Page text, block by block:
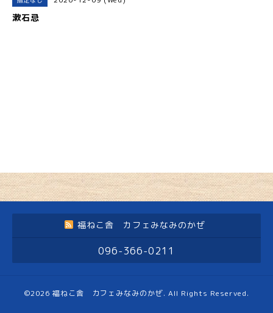
漱石忌
福ねこ舎 カフェみなみのかぜ
096-366-0211
©2026 福ねこ舎 カフェみなみのかぜ. All Rights Reserved.